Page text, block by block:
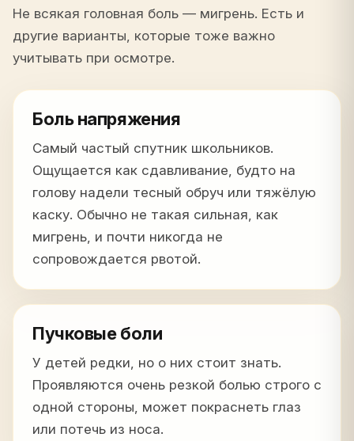
Не всякая головная боль — мигрень. Есть и
другие варианты, которые тоже важно
учитывать при осмотре.
Боль напряжения
Самый частый спутник школьников.
Ощущается как сдавливание, будто на
голову надели тесный обруч или тяжёлую
каску. Обычно не такая сильная, как
мигрень, и почти никогда не
сопровождается рвотой.
Пучковые боли
У детей редки, но о них стоит знать.
Проявляются очень резкой болью строго с
одной стороны, может покраснеть глаз
или потечь из носа.